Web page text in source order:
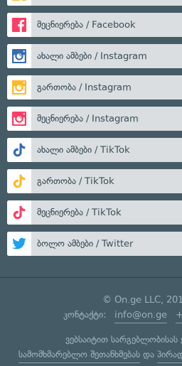
მეცნიერება / Facebook
ახალი ამბები / Instagram
გართობა / Instagram
მეცნიერება / Instagram
ახალი ამბები / TikTok
გართობა / TikTok
მეცნიერება / TikTok
ბოლო ამბები / Twitter
© On.ge LLC,
კონტაქტი: info@on.ge
ვებსაიტით სარგებლობისას
სამომხმარებლო შეთანხმებასდა